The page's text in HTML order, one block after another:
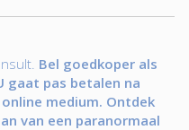
Bel goedkoper als
gaat pas betalen na
medium. Ontdek
van een paranormaal